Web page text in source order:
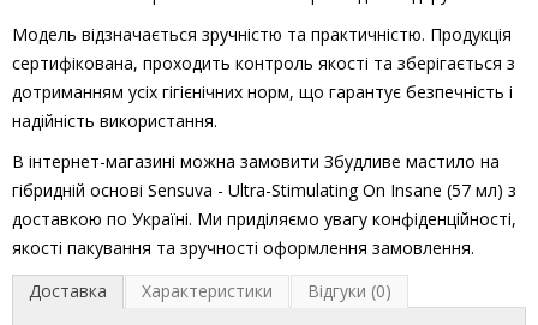
Модель відзначається зручністю та практичністю. Продукція
сертифікована, проходить контроль якості та зберігається з
дотриманням усіх гігієнічних норм, що гарантує безпечність і
надійність використання.
В інтернет-магазині можна замовити Збудливе мастило на
гібридній основі Sensuva - Ultra-Stimulating On Insane (57 мл) з
доставкою по Україні. Ми приділяємо увагу конфіденційності,
якості пакування та зручності оформлення замовлення.
Доставка
Характеристики Відгуки (0)